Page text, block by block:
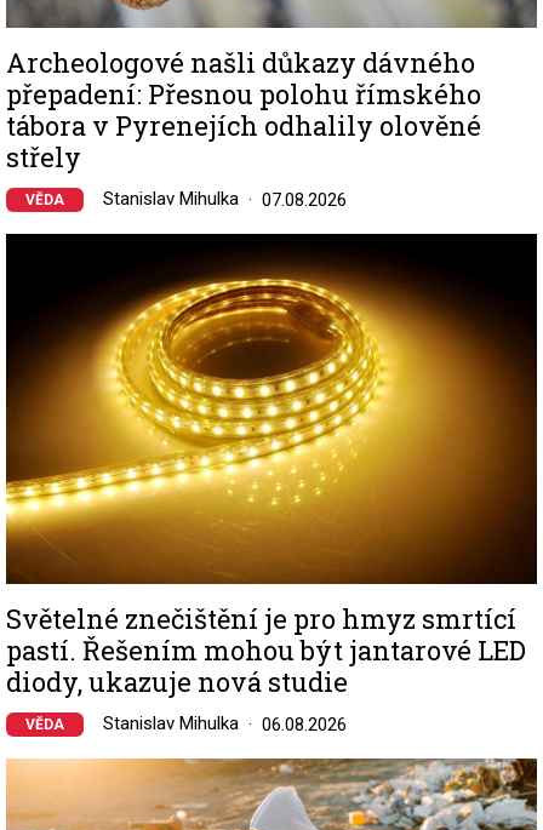
Archeologové našli důkazy dávného
přepadení: Přesnou polohu římského
tábora v Pyrenejích odhalily olověné
střely
VĚDA Stanislav Mihulka 07.08.2026
Světelné znečištění je pro hmyz smrtící
pastí. Řešením mohou být jantarové LED
diody, ukazuje nová studie
VĚDA Stanislav Mihulka 06.08.2026
Image